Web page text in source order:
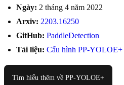
Ngày: 2 tháng 4 năm 2022
Arxiv: 2203.16250
GitHub: PaddleDetection
Tài liệu: Cấu hình PP-YOLOE+
Tìm hiểu thêm về PP-YOLOE+